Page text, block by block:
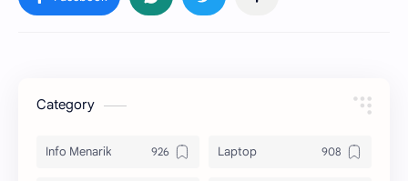
Category
Info Menarik Laptop